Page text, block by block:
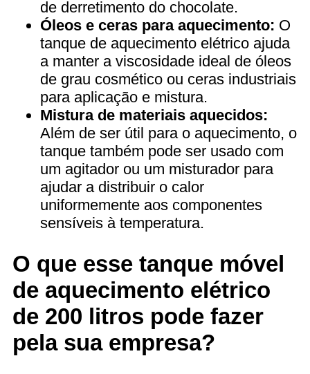
de derretimento do chocolate.
Óleos e ceras para aquecimento: O
tanque de aquecimento elétrico ajuda
a manter a viscosidade ideal de óleos
de grau cosmético ou ceras industriais
para aplicação e mistura.
Mistura de materiais aquecidos:
Além de ser útil para o aquecimento, o
tanque também pode ser usado com
um agitador ou um misturador para
ajudar a distribuir o calor
uniformemente aos componentes
sensíveis à temperatura.
O que esse tanque móvel
de aquecimento elétrico
de 200 litros pode fazer
pela sua empresa?